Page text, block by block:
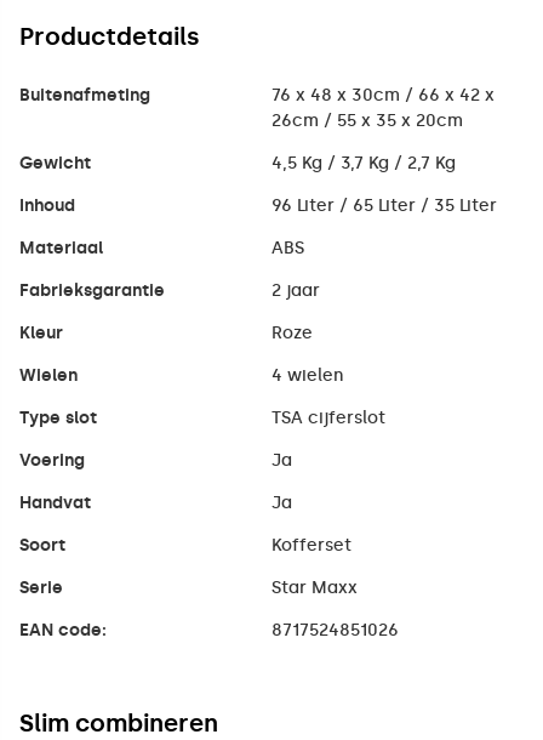
Productdetails
Buitenafmeting
76 x 48 x 30cm / 66 x 42 x
26cm / 55 x 35 x 20cm
Gewicht 4,5 Kg / 3,7 Kg / 2,7 Kg
Inhoud 96 Liter / 65 Liter / 35 Liter
Materiaal ABS
Fabrieksgarantie 2 jaar
Kleur Roze
Wielen 4 wielen
Type slot TSA cijferslot
Voering Ja
Handvat Ja
Soort Kofferset
Serie Star Maxx
EAN code: 8717524851026
Slim combineren